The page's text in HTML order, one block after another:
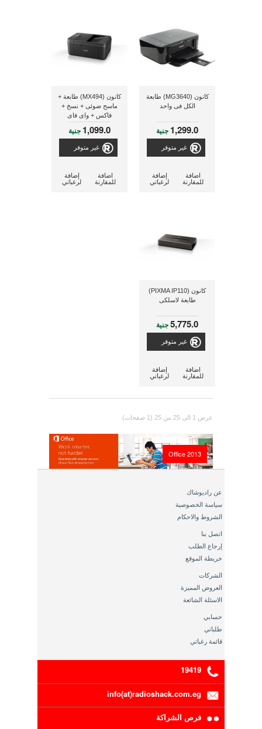
كانون (MG3640) طابعة
الكل فى واحد
1,299.0 جنية
غير متوفر
إضافة
لرغباتي
اضافة
للمقارنة
كانون (MX494) طابعة +
ماسح ضوئى + نسخ +
فاكس + واى فاى
1,099.0 جنية
غير متوفر
إضافة
لرغباتي
اضافة
للمقارنة
كانون (PIXMA IP110)
طابعة لاسلكى
5,775.0جنية
غير متوفر
إضافة
لرغباتي
اضافة
للمقارنة
عرض 1 الى 25 من 25 (1 صفحات)
Office 2013
عن راديوشاك
سياسة الخصوصية
الشروط والاحكام
اتصل بنا
إرجاع الطلب
خريطة الموقع
الشركات
العروض المميزة
الاسئلة الشائعة
حسابي
طلباتي
قائمة رغباتي
19419
info(at)radioshack.com.eg
فرص الشراكة